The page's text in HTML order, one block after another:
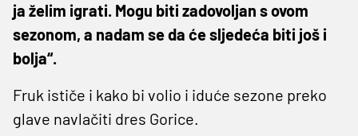
ja želim igrati. Mogu biti zadovoljan s ovom
sezonom, a nadam se da će sljedeća biti još i
bolja“.
Fruk ističe i kako bi volio i iduće sezone preko
glave navlačiti dres Gorice.